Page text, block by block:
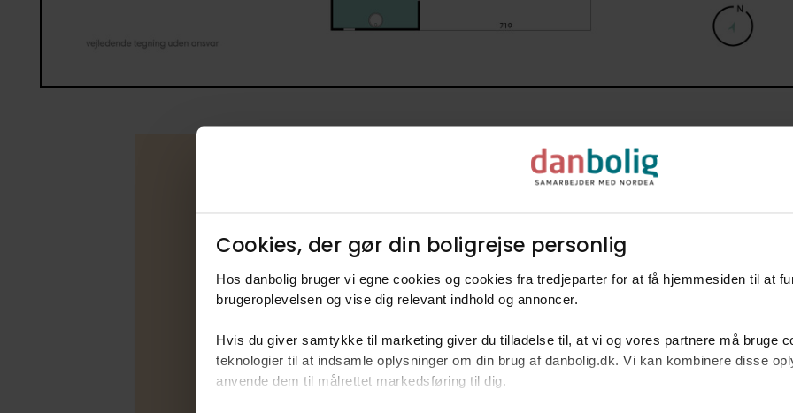
Cookies, der gør din boligrejse personlig​
Hos danbolig bruger vi egne cookies og cookies fra tredjeparter for at få hjemmesiden til at
brugeroplevelsen og vise dig relevant indhold og annoncer.​
Hvis du giver samtykke til marketing giver du tilladelse til, at vi og vores partnere må bruge
teknologier til at indsamle oplysninger om din brug af danbolig.dk. Vi kan kombinere disse
anvende dem til målrettet markedsføring til dig.​
Type
Udbudsform
Varmekilde
Centralvarme med én
Byggeår